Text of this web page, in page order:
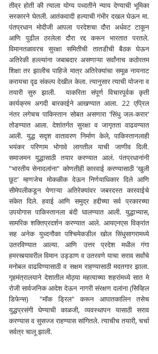
तीव्र होती की त्याला योग्य पध्दतीने न्याय देण्याची भूमिका
सरकारने घेतली. आतंकवादी हल्याची गंभीर दखल घेऊन मा.
पंतप्रधान मोदीजी आपला परदेशचा दौरा अर्धवट टाकून
आणि पुढील ठरलेला दौरा रद्द करून भारतात परतले.
विमानतळावरच सुरक्षा समितीची तातडीची बैठक घेऊन
अतिरेकी हल्ल्यांना जबाबदार असणाऱ्या सर्वांनाच कठोरतम
शिक्षा तर झालीच पाहिजे मात्र अतिरेक्यांचा समूळ नायनाट
करायचा दृढ संकल्प देखील केला. त्यानुसार त्याची योजना व
तयारी सुरु झाली.  याकरिता संपूर्ण विचारपूर्वक कृती
कार्यक्रम अगदी बारकाईने आखण्यात आला. 22 एप्रिल
नंतर लगेचच पाकिस्तान सोबत असणारा 'सिंधु जल-करार'
तोडण्यात आला. देशांतर्गत सुरक्षा व जागृतता वाढवण्यात
आली. युद्ध सदृश वातावरण निर्माण केले, पाकिस्तानलाही
भयंकर परिणाम भोगावे लागतील याची जाणीव दिली.
समाजमन युद्धासाठी तयार करण्यात आलं. पंतप्रधानांनी
"भारतीय सेनादलांना" कोणतीही कारवाई करण्यासाठी 'खुली
छूट' म्हणजेच मोकळीक देऊन निर्णयाधिकार दिले आणि
सीमेपलीकडून येणाऱ्या अतिरेक्यांवर जबरदस्त कारवाईचे
संकेत दिले. हवाई आणि समुद्र हद्दीच्या सर्व प्रकारच्या
उपयोगास पाकिस्तानला बंदी घालण्यात आली. युद्धाभ्यास,
सामरिक शक्तिप्रदर्शन करण्यात आले. आयएनएस विक्रांत
सह अनेक युध्दनौका पश्चिमेकडील खोल सिंधुसागरामध्ये
उतरविण्यात आल्या. आणि उत्तर प्रदेश मधील गंगा
हमरस्त्यावरील विमान उड्डाण व उतरवणे याचा सराव सर्वांचे
मनोबल वाढविण्यासाठी व सक्षम राहण्यासाठी मदतगार झाला.
गृहमंत्रालयाने देशातील मोठ्या महत्वाच्या शहरांमध्ये सात मे
रोजी सार्वजनिक आदेश देऊन नागरी संरक्षण दलांना (सिव्हिल
डिफेन्स)  "मॉक ड्रिल" करून आपात‌कालिन तसेच
युद्धप्रसंगी घेण्याची काळजी, व्यवस्थापन यासाठी सराव
करण्यास व सुसज्ज राहण्यास सांगितले. त्याचीच तयारी, चर्चा
सर्वत्र चालू झाली.